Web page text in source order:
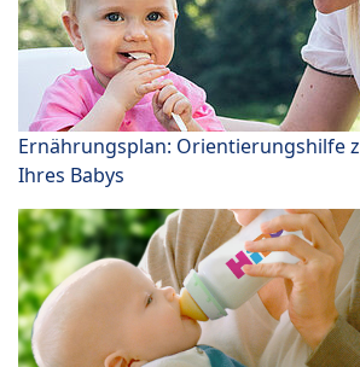
Ernährungsplan: Orientierungshilfe
Ihres Babys